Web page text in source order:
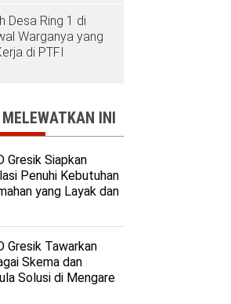
Desa Ring 1 di
Warganya yang
di PTFI
INI
Gresik Siapkan
Penuhi Kebutuhan
yang Layak dan
Gresik Tawarkan
Skema dan
Solusi di Mengare